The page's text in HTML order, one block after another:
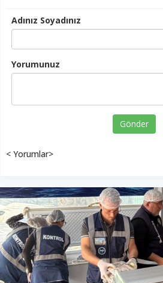
Adınız Soyadınız
Yorumunuz
Gönder
< Yorumlar>